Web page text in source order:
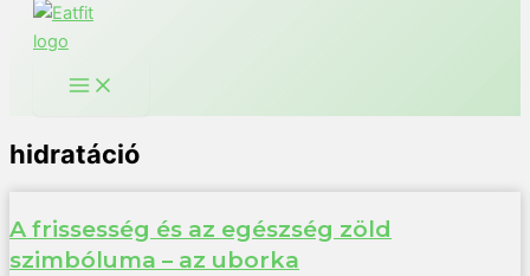
hidratáció
A frissesség és az egészség zöld
szimbóluma – az uborka